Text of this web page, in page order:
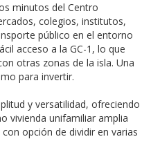
minutos del Centro
colegios, institutos,
público en el entorno
acceso a la GC-1, lo que
otras zonas de la isla. Una
para invertir.
y versatilidad, ofreciendo
vivienda unifamiliar amplia
opción de dividir en varias